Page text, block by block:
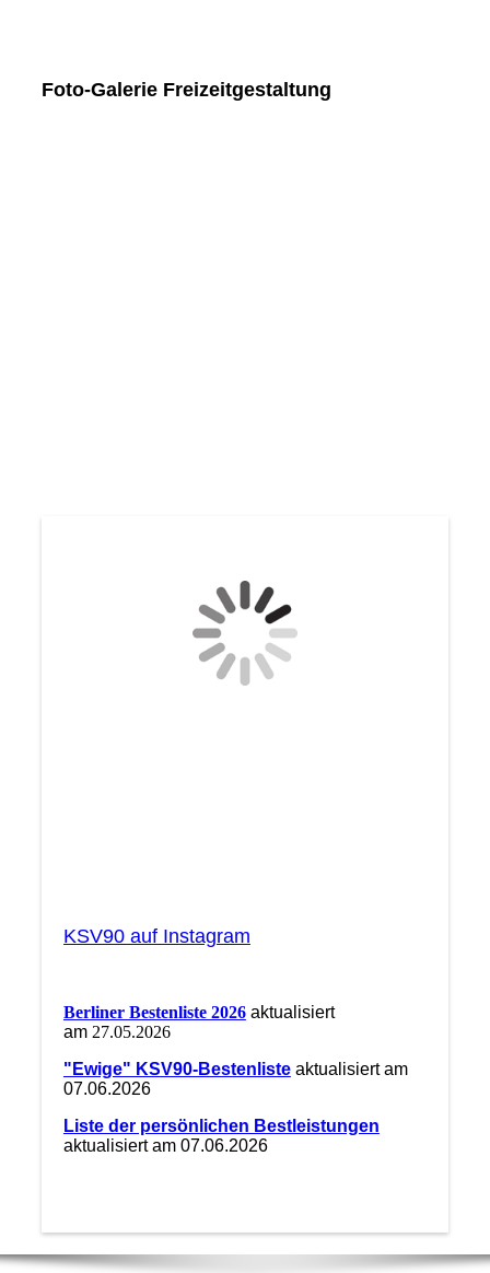
Foto-Galerie Freizeitgestaltung
KSV90 auf Instagram
Berliner Bestenliste 2026 aktualisiert
am 27.05.2026
"Ewige" KSV90-Bestenlisteaktualisiert am
07.06.2026
Liste der persönlichen Bestleistungen
aktualisiert am 07.06.2026